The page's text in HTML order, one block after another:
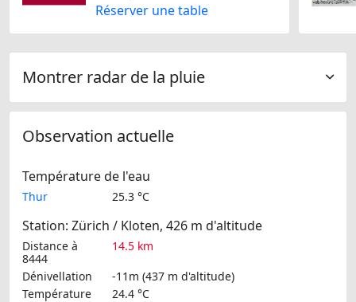
Réserver une table
Montrer radar de la pluie
Observation actuelle
Température de l'eau
Thur 25.3 °C
Station: Zürich / Kloten, 426 m d'altitude
Distance à
8444
14.5 km
Dénivellation
-11m (437 m d'altitude)
Température
24.4 °C